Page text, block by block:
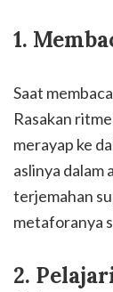
1.
Saat
Rasakan
merayap ke
aslinya dalam
terjemahan
metaforanya
2.